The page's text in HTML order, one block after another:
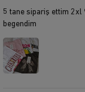
5 tane sipariş ettim
begendim